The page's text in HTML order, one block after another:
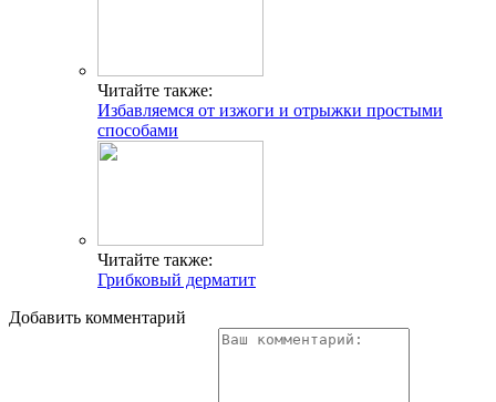
Читайте также:
Избавляемся от изжоги и отрыжки простыми
способами
Читайте также:
Грибковый дерматит
Добавить комментарий